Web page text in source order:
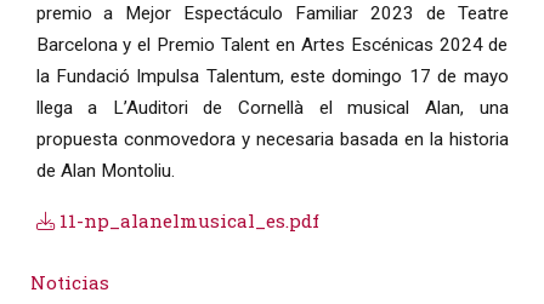
premio a Mejor Espectáculo Familiar 2023 de Teatre
Barcelona y el Premio Talent en Artes Escénicas 2024 de
la Fundació Impulsa Talentum, este domingo 17 de mayo
llega a L’Auditori de Cornellà el musical Alan, una
propuesta conmovedora y necesaria basada en la historia
de Alan Montoliu.
11-np_alanelmusical_es.pdf
Noticias